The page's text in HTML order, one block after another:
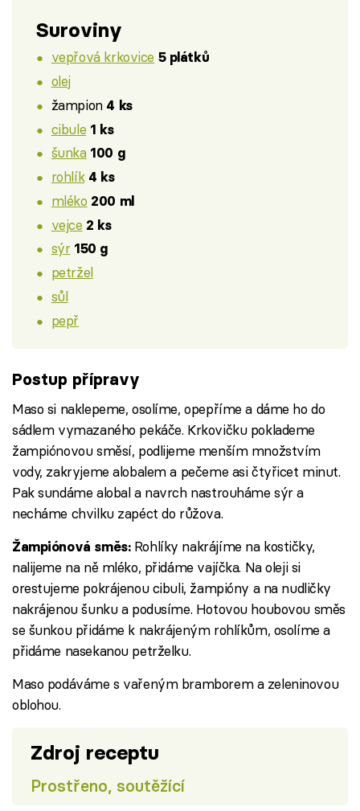
Suroviny
vepřová krkovice 5 plátků
olej
žampion 4 ks
cibule 1 ks
šunka 100 g
rohlík 4 ks
mléko 200 ml
vejce 2 ks
sýr 150 g
petržel
sůl
pepř
Postup přípravy
Maso si naklepeme, osolíme, opepříme a dáme ho do
sádlem vymazaného pekáče. Krkovičku poklademe
žampiónovou směsí, podlijeme menším množstvím
vody, zakryjeme alobalem a pečeme asi čtyřicet minut.
Pak sundáme alobal a navrch nastrouháme sýr a
necháme chvilku zapéct do růžova.
Žampiónová směs: Rohlíky nakrájíme na kostičky,
nalijeme na ně mléko, přidáme vajíčka. Na oleji si
orestujeme pokrájenou cibuli, žampióny a na nudličky
nakrájenou šunku a podusíme. Hotovou houbovou směs
se šunkou přidáme k nakrájeným rohlíkům, osolíme a
přidáme nasekanou petrželku.
Maso podáváme s vařeným bramborem a zeleninovou
oblohou.
Zdroj receptu
Prostřeno, soutěžící